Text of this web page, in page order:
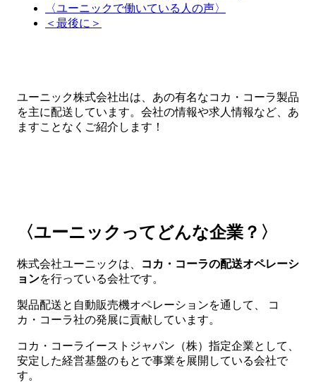
〈ユーニックで働いている人の声〉
＜最後に＞
ユーニック株式会社出は、あの有名なコカ・コーラ製品
を主に配送しています。会社の情報や求人情報など、あ
ますことなくご紹介します！
〈ユーニックってどんな企業？〉
株式会社ユーニックは、
コカ・コーラの配送オペレーシ
ョンを行っている会社です。
製品配送と自動販売機オペレーションを通して、 コ
カ・コーラ社の発展に貢献しています。
コカ・コーライーストジャパン（株）指定企業として、
安定した経営基盤のもとで事業を展開している会社で
す。